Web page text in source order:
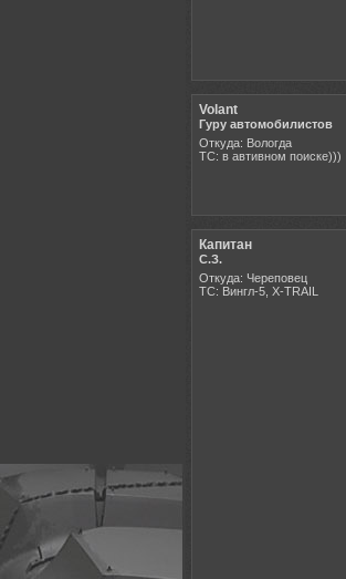
Volant
Гуру автомобилистов
Откуда: Вологда
ТС: в автивном поиске)))
Капитан
С.З.
Откуда: Череповец
ТС: Вингл-5, X-TRAIL